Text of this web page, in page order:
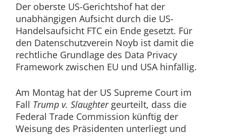
Der oberste US-Gerichtshof hat der
unabhängigen Aufsicht durch die US-
Handelsaufsicht FTC ein Ende gesetzt. Für
den Datenschutzverein Noyb ist damit die
rechtliche Grundlage des Data Privacy
Framework zwischen EU und USA hinfällig.
Am Montag hat der US Supreme Court im
Fall Trump v. Slaughtergeurteilt, dass die
Federal Trade Commission künftig der
Weisung des Präsidenten unterliegt und